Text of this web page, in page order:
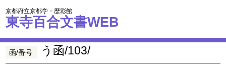
京都府立京都学・歴彩館
東寺百合文書WEB
函/番号 う函/103/